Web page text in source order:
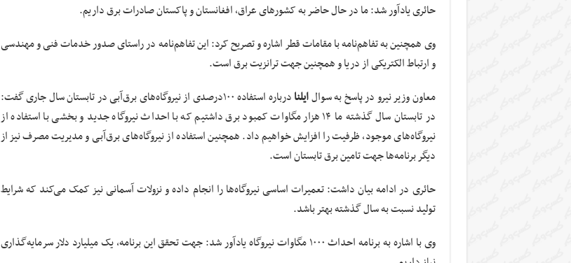
حائری یادآور شد: ما در حال حاضر به کشورهای عراق، افغانستان و پاکستان صادرات برق داریم.
وی همچنین به تفاهم‌نامه با مقامات قطر اشاره و تصریح کرد: این تفاهم‌نامه در راستای صدور خدمات فنی و مهندسی
و ارتباط الکتریکی از دریا و همچنین جهت ترانزیت برق است.
معاون وزیر نیرو در پاسخ به سوالایلنا
درباره استفاده ۱۰۰درصدی از نیروگاه‌های برق‌آبی در تابستان سال جاری گفت:
در تابستان سال گذشته ما ۱۴ هزار مگاوات کمبود برق داشتیم که با احداث نیروگاه جدید و بخشی با استفاده از
نیروگاه‌های موجود، ظرفیت را افزایش خواهیم داد. همچنین استفاده از نیروگاه‌های برق‌آبی و مدیریت مصرف نیز از
دیگر برنامه‌ها جهت تامین برق تابستان است.
حائری در ادامه بیان داشت: تعمیرات اساسی نیروگاه‌ها را انجام داده و نزولات آسمانی نیز کمک می‌کند که شرایط
تولید نسبت به سال گذشته بهتر باشد.
وی با اشاره به برنامه احداث ۱۰۰۰ مگاوات نیروگاه یادآور شد: جهت تحقق این برنامه، یک میلیارد دلار سرمایه‌گذاری